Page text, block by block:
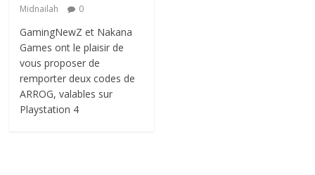
Midnailah
0
GamingNewZ et Nakana
Games ont le plaisir de
vous proposer de
remporter deux codes de
ARROG, valables sur
Playstation 4